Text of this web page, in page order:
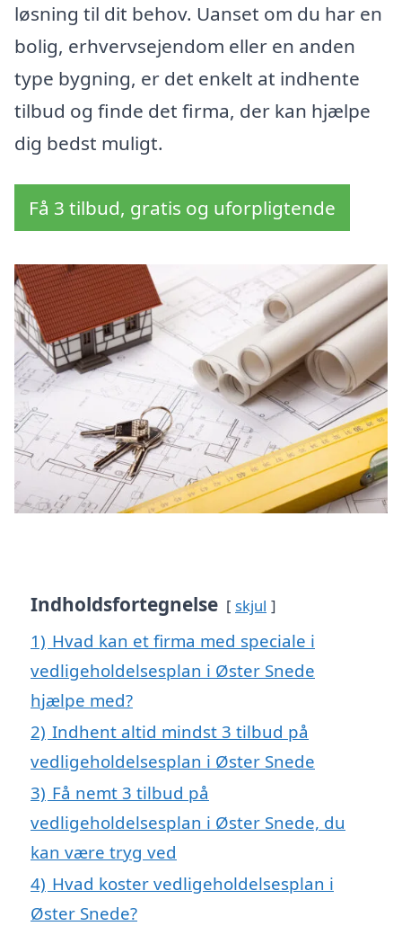
løsning til dit behov. Uanset om du har en
bolig, erhvervsejendom eller en anden
type bygning, er det enkelt at indhente
tilbud og finde det firma, der kan hjælpe
dig bedst muligt.
Få 3 tilbud, gratis og uforpligtende
Indholdsfortegnelse skjul
1) Hvad kan et firma med speciale i
vedligeholdelsesplan i Øster Snede
hjælpe med?
2) Indhent altid mindst 3 tilbud på
vedligeholdelsesplan i Øster Snede
3) Få nemt 3 tilbud på
vedligeholdelsesplan i Øster Snede, du
kan være tryg ved
4) Hvad koster vedligeholdelsesplan i
Øster Snede?